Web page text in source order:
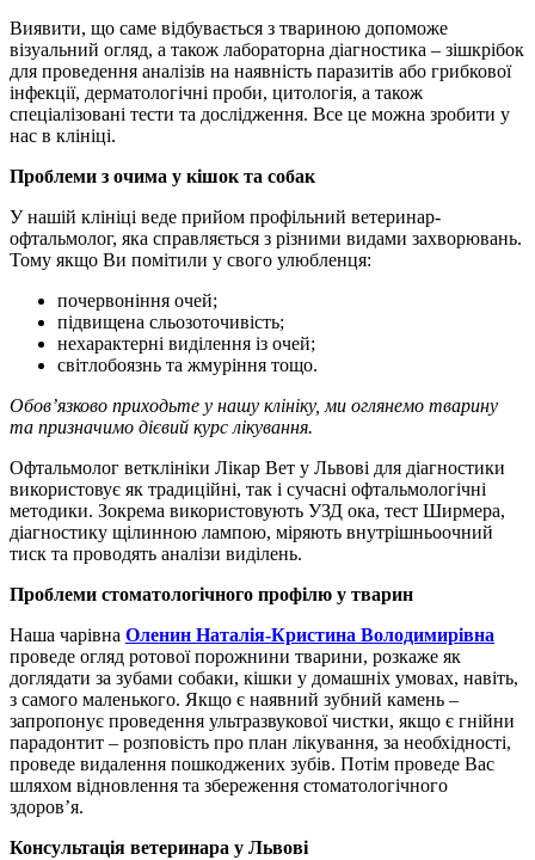
Виявити, що саме відбувається з твариною допоможе
візуальний огляд, а також лабораторна діагностика – зішкрібок
для проведення аналізів на наявність паразитів або грибкової
інфекції, дерматологічні проби, цитологія, а також
спеціалізовані тести та дослідження. Все це можна зробити у
нас в клініці.
Проблеми з очима у кішок та собак
У нашій клініці веде прийом профільний ветеринар-
офтальмолог, яка справляється з різними видами захворювань.
Тому якщо Ви помітили у свого улюбленця:
почервоніння очей;
підвищена сльозоточивість;
нехарактерні виділення із очей;
світлобоязнь та жмуріння тощо.
Обов’язково приходьте у нашу клініку, ми оглянемо тварину
та призначимо дієвий курс лікування.
Офтальмолог ветклініки Лікар Вет у Львові для діагностики
використовує як традиційні, так і сучасні офтальмологічні
методики. Зокрема використовують УЗД ока, тест Ширмера,
діагностику щілинною лампою, міряють внутрішньоочний
тиск та проводять аналізи виділень.
Проблеми стоматологічного профілю у тварин
Наша чарівна Оленин Наталія-Кристина Володимирівна
проведе огляд ротової порожнини тварини, розкаже як
доглядати за зубами собаки, кішки у домашніх умовах, навіть,
з самого маленького. Якщо є наявний зубний камень –
запропонує проведення ультразвукової чистки, якщо є гнійни
парадонтит – розповість про план лікування, за необхідності,
проведе видалення пошкоджених зубів. Потім проведе Вас
шляхом відновлення та збереження стоматологічного
здоров’я.
Консультація ветеринара у Львові